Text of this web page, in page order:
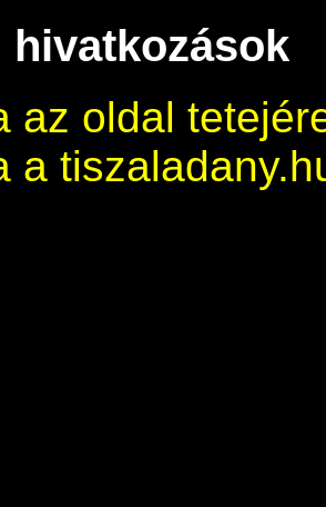
hivatkozások
az oldal
a